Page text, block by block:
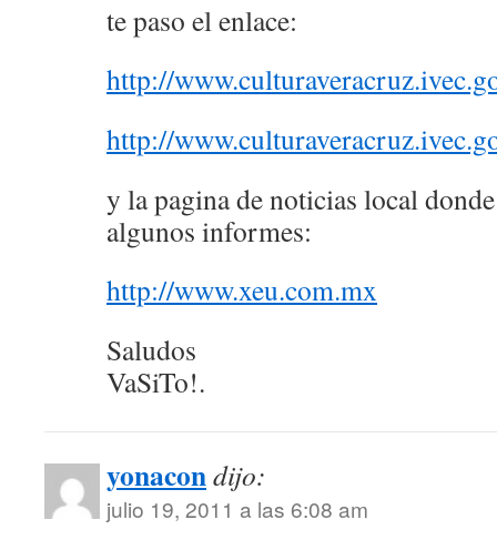
te paso el enlace:
http://
http://
y la pagina de noticias local
algunos informes:
http://www.xeu.com.mx
Saludos
VaSiTo!.
yonacondijo:
julio 19, 2011 a las 6:08 am